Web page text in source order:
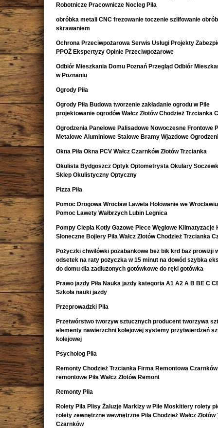
Robotnicze Pracownicze Nocleg Piła
obróbka metali CNC frezowanie toczenie szlifowanie
skrawaniem
Ochrona Przeciwpożarowa Serwis Usługi Projekty
PPOŻ Ekspertyzy Opinie Przeciwpożarowe
Odbiór Mieszkania Domu Poznań Przegląd Odbiór
w Poznaniu
Ogrody Piła
Ogrody Piła Budowa tworzenie zakładanie ogrodu w Pile
projektowanie ogrodów Wałcz Złotów Chodzież Trzcianka
Ogrodzenia Panelowe Palisadowe Nowoczesne Frontowe
Metalowe Aluminiowe Stalowe Bramy Wjazdowe
Okna Piła Okna PCV Wałcz Czarnków Złotów Trzcianka
Okulista Bydgoszcz Optyk Optometrysta Okulary
Sklep Okulistyczny Optyczny
Pizza Piła
Pomoc Drogowa Wrocław Laweta Holowanie we
Pomoc Lawety Wałbrzych Lubin Legnica
Pompy Ciepła Kotły Gazowe Piece Węglowe Klimatyzacje
Słoneczne Bojlery Piła Wałcz Złotów Chodzież Trzcianka
Pożyczki chwilówki pozabankowe bez bik krd baz prowizji
odsetek na raty pożyczka w 15 minut na dowód szybka
do domu dla zadłużonych gotówkowe do ręki gotówka
Prawo jazdy Piła Nauka jazdy kategoria A1 A2 A B BE C
Szkoła nauki jazdy
Przeprowadzki Piła
Przetwórstwo tworzyw sztucznych producent tworzywa
elementy nawierzchni kolejowej systemy przytwierdzeń
kolejowej
Psycholog Piła
Remonty Chodzież Trzcianka Firma Remontowa Czarnków
remontowe Piła Wałcz Złotów Remont
Remonty Piła
Rolety Piła Plisy Żaluzje Markizy w Pile Moskitiery rolety
rolety zewnętrzne wewnętrzne Pila Chodzież Wałcz Złotów
Czarnków